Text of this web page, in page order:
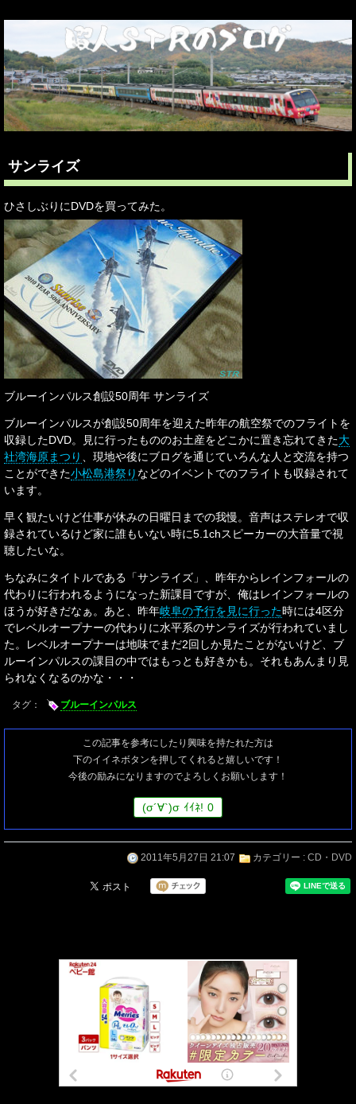
サンライズ
ひさしぶりにDVDを買ってみた。
ブルーインパルス創設50周年 サンライズ
ブルーインパルスが創設50周年を迎えた昨年の航空祭でのフライトを
収録したDVD。見に行ったもののお土産をどこかに置き忘れてきた大
社湾海原まつり
、現地や後にブログを通じていろんな人と交流を持つ
ことができた小松島港祭り などのイベントでのフライトも収録されて
います。
早く観たいけど仕事が休みの日曜日までの我慢。音声はステレオで収
録されているけど家に誰もいない時に5.1chスピーカーの大音量で視
聴したいな。
ちなみにタイトルである「サンライズ」、昨年からレインフォールの
代わりに行われるようになった新課目ですが、俺はレインフォールの
ほうが好きだなぁ。あと、昨年岐阜の予行を見に行った時には4区分
でレベルオープナーの代わりに水平系のサンライズが行われていまし
た。レベルオープナーは地味でまだ2回しか見たことがないけど、ブ
ルーインパルスの課目の中ではもっとも好きかも。それもあんまり見
られなくなるのかな・・・
タグ： ブルーインパルス
この記事を参考にしたり興味を持たれた方は
下のイイネボタンを押してくれると嬉しいです！
今後の励みになりますのでよろしくお願いします！
(σ´∀`)σ ｲｲﾈ! 0
2011年5月27日 21:07 カテゴリー : CD・DVD